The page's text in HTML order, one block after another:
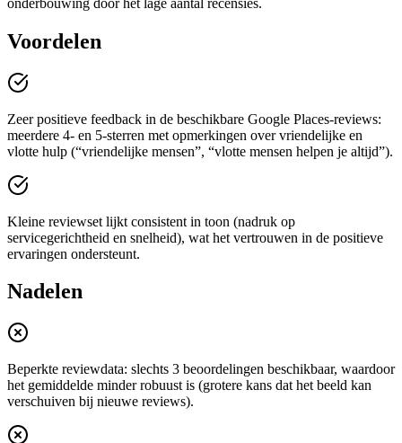
Voordelen
Zeer positieve feedback in de beschikbare Google Places-reviews:
meerdere 4- en 5-sterren met opmerkingen over vriendelijke en
vlotte hulp (“vriendelijke mensen”, “vlotte mensen helpen je altijd”).
Kleine reviewset lijkt consistent in toon (nadruk op
servicegerichtheid en snelheid), wat het vertrouwen in de positieve
ervaringen ondersteunt.
Nadelen
Beperkte reviewdata: slechts 3 beoordelingen beschikbaar, waardoor
het gemiddelde minder robuust is (grotere kans dat het beeld kan
verschuiven bij nieuwe reviews).